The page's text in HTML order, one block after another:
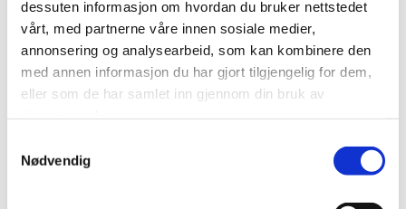
dessuten informasjon om hvordan du bruker nettstedet
vårt, med partnerne våre innen sosiale medier,
annonsering og analysearbeid, som kan kombinere den
med annen informasjon du har gjort tilgjengelig for dem,
eller som de har samlet inn gjennom din bruk av
Nødvendig
Den norske modellen – vår beste
forsikring
I Norge har høy organisasjonsgrad,
hovedavtalene og tariffavtalenes rolle i å
regulere arbeidslivet muliggjort et sterkt